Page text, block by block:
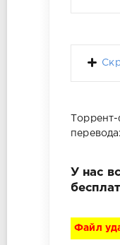
У нас
Файл